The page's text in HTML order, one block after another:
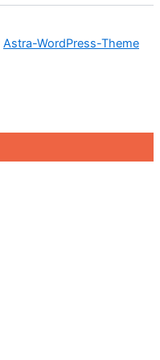
Die
können
Astra-WordPress-Theme